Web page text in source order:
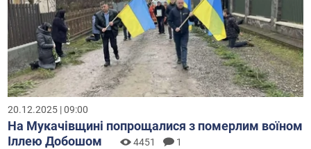
20.12.2025 | 09:00
На Мукачівщині попрощалися з померлим воїном
Іллею Добошом
4451 1